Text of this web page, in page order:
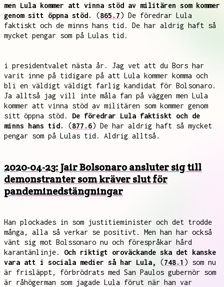
men Lula kommer att vinna stöd av militären som kommer
genom sitt öppna stöd.
(865.7) De föredrar Lula
faktiskt och de minns hans tid. De har aldrig haft så
mycket pengar som på Lulas tid.
i presidentvalet nästa år. Jag vet att du Bors har
varit inne på tidigare på att Lula kommer komma och
bli en väldigt väldigt farlig kandidat för Bolsonaro.
Ja alltså jag vill inte måla fan på väggen men Lula
kommer att vinna stöd av militären som kommer genom
sitt öppna stöd. De föredrar Lula faktiskt och de
minns hans tid.
(877.6) De har aldrig haft så mycket
pengar som på Lulas tid. Aldrig alltså.
2020-04-23: Jair Bolsonaro ansluter sig till
demonstranter som kräver slut för
pandeminedstängningar
Han plockades in som justitieminister och det trodde
många, alla så verkar se positivt. Men han har också
vänt sig mot Bolssonaro nu och förespråkar hård
karantänlinje. Och riktigt oroväckande ska det kanske
vara att i sociala medier så har Lula,
(748.1 ) som nu
är frisläppt, förbrödrats med San Paulos gubernör som
är råhögerman som jagade Lula förut när han var